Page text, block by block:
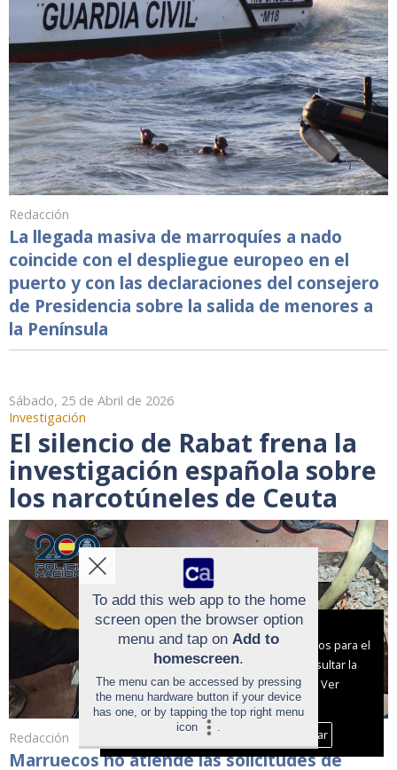
Redacción
La llegada masiva de marroquíes a nado
coincide con el despliegue europeo en el
puerto y con las declaraciones del consejero
de Presidencia sobre la salida de menores a
la Península
Sábado, 25 de Abril de 2026
Investigación
El silencio de Rabat frena la
investigación española sobre
los narcotúneles de Ceuta
Redacción
Marruecos no atiende las solicitudes de
Aviso sobre el Uso de cookies:
Utilizamos cookies nuestras y de terceros para el
funcionamiento del digital. Puedes consultar la
lista de cookies y como desconectarlas.
Ver
nuestra Política de Privacidad y Cookies
Aceptar Cookies
Personalizar
To add this web app to the home
screen open the browser option
menu and tap on Add to
homescreen.
The menu can be accessed by pressing
the menu hardware button if your device
has one, or by tapping the top right menu
icon
.